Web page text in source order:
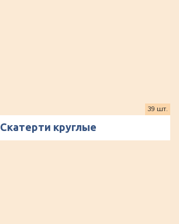
Скатерти круглые
39 шт.